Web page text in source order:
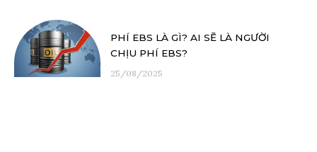
PHÍ EBS LÀ GÌ? AI SẼ LÀ NGƯỜI
CHỊU PHÍ EBS?
25/08/2025